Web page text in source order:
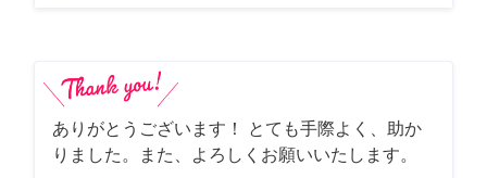
ありがとうございます！ とても手際よく、助か
りました。また、よろしくお願いいたします。